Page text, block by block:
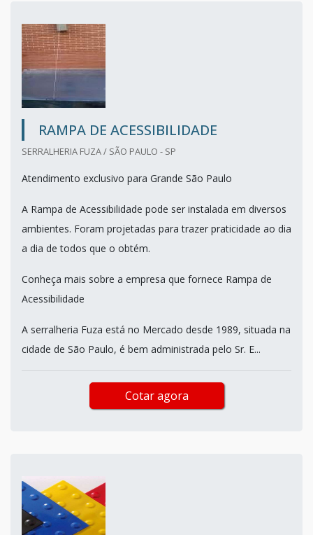
RAMPA DE ACESSIBILIDADE
SERRALHERIA FUZA / SÃO PAULO - SP
Atendimento exclusivo para Grande São Paulo
A Rampa de Acessibilidade pode ser instalada em diversos
ambientes. Foram projetadas para trazer praticidade ao dia
a dia de todos que o obtém.
Conheça mais sobre a empresa que fornece Rampa de
Acessibilidade
A serralheria Fuza está no Mercado desde 1989, situada na
cidade de São Paulo, é bem administrada pelo Sr. E...
Cotar agora